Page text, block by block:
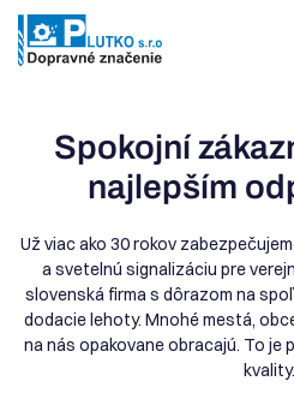
Dopravné
signalizácia, na
300+variant dopravných
5 000+dodaných značiek
Spokojní
najlepším
Už viac ako 30 rokov
a svetelnú signalizáciu pre
slovenská firma s dôrazom na
dodacie lehoty. Mnohé mestá,
na nás opakovane obracajú. To je
kvality.